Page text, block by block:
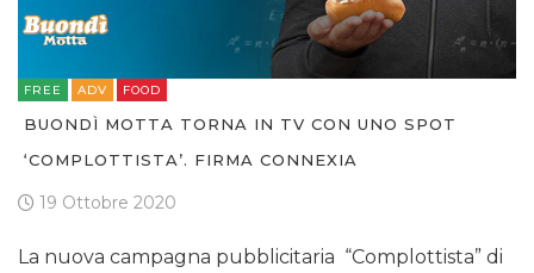
FREE ADV FOOD
BUONDÌ MOTTA TORNA IN TV CON UNO SPOT
‘COMPLOTTISTA’. FIRMA CONNEXIA
19 Ottobre 2020
La nuova campagna pubblicitaria “Complottista” di